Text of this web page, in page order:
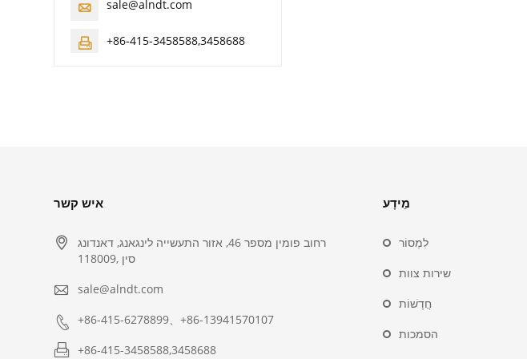
 sale@alndt.com
 +86-415-3458588,3458688
איש קשר

רחוב פומין מספר 46, אזור התעשייה לינגאנג, דאנדונג
118009,‎ סין
 sale@alndt.com
 +86-415-6278899、+86-13941570107
 +86-415-3458588,3458688
מֵידָע
לִמְסוֹר
שירות צוות
חֲדָשׁוֹת
הסמכות